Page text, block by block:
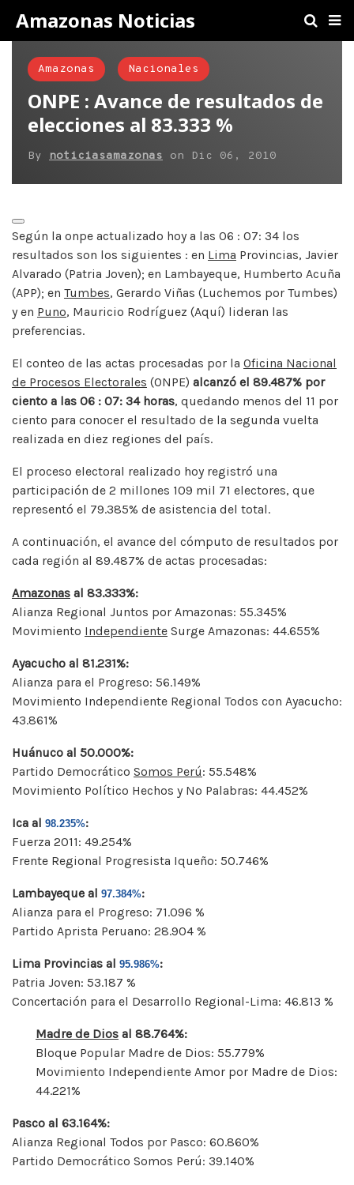
Amazonas Noticias
Amazonas Nacionales
ONPE : Avance de resultados de
elecciones al 83.333 %
By noticiasamazonas on Dic 06, 2010
Según la onpe actualizado hoy a las 06 : 07: 34 los
resultados son los siguientes : en Lima Provincias, Javier
Alvarado (Patria Joven); en Lambayeque, Humberto Acuña
(APP); en Tumbes, Gerardo Viñas (Luchemos por Tumbes)
y en Puno, Mauricio Rodríguez (Aquí) lideran las
preferencias.
El conteo de las actas procesadas por la Oficina Nacional
de Procesos Electorales (ONPE) alcanzó el 89.487% por
ciento a las 06 : 07: 34 horas, quedando menos del 11 por
ciento para conocer el resultado de la segunda vuelta
realizada en diez regiones del país.
El proceso electoral realizado hoy registró una
participación de 2 millones 109 mil 71 electores, que
representó el 79.385% de asistencia del total.
A continuación, el avance del cómputo de resultados por
cada región al 89.487% de actas procesadas:
Amazonas al 83.333%:
Alianza Regional Juntos por Amazonas: 55.345%
Movimiento Independiente Surge Amazonas: 44.655%
Ayacucho al 81.231%:
Alianza para el Progreso: 56.149%
Movimiento Independiente Regional Todos con Ayacucho:
43.861%
Huánuco al 50.000%:
Partido Democrático Somos Perú: 55.548%
Movimiento Político Hechos y No Palabras: 44.452%
Ica al 98.235%:
Fuerza 2011: 49.254%
Frente Regional Progresista Iqueño: 50.746%
Lambayeque al 97.384%:
Alianza para el Progreso: 71.096 %
Partido Aprista Peruano: 28.904 %
Lima Provincias al 95.986%:
Patria Joven: 53.187 %
Concertación para el Desarrollo Regional-Lima: 46.813 %
Madre de Dios al 88.764%:
Bloque Popular Madre de Dios: 55.779%
Movimiento Independiente Amor por Madre de Dios:
44.221%
Pasco al 63.164%:
Alianza Regional Todos por Pasco: 60.860%
Partido Democrático Somos Perú: 39.140%